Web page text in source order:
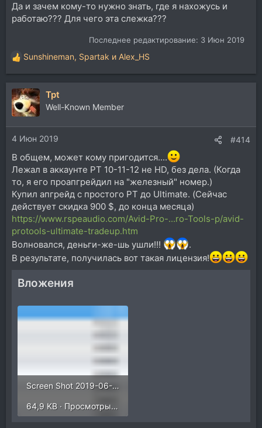
Да и зачем кому-то нужно знать, где я нахожусь и
работаю??? Для чего эта слежка???
Последнее редактирование: 3 Июн 2019
Р
е
а
к
ц
и
и
:
Sunshineman, Spartak и Alex_HS
Tpt
Well-Known Member
4 Июн 2019 #414
В общем, может кому пригодится....
Лежал в аккаунте PT 10-11-12 не HD, без дела. (Когда
то, я его проапгрейдил на "железный" номер.)
Купил апгрейд с простого PT до Ultimate. (Сейчас
действует скидка 900 $, до конца месяца)
https://www.rspeaudio.com/Avid-Pro-...ro-Tools-p/avid-
protools-ultimate-tradeup.htm
Волновался, деньги-же-шь ушли!!!
.
В результате, получилась вот такая лицензия!
Вложения
Screen Shot 2019-06-04 at 00.31.30.png
64,9 KB · Просмотры: 574